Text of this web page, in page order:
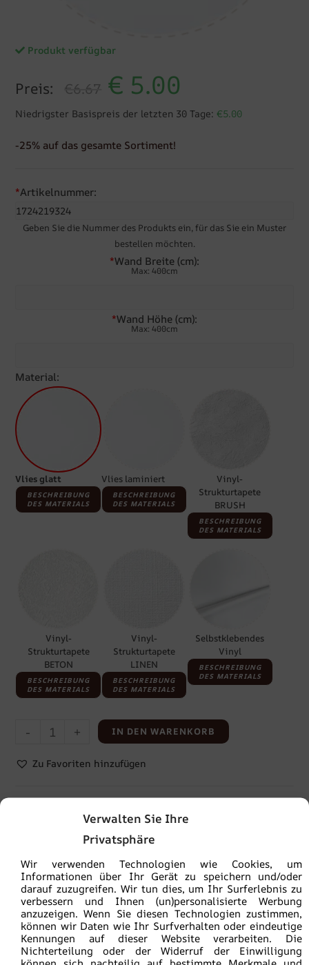
Verwalten Sie Ihre
Privatsphäre
Wir verwenden Technologien wie Cookies, um
Informationen über Ihr Gerät zu speichern und/oder
darauf zuzugreifen. Wir tun dies, um Ihr Surferlebnis zu
verbessern und Ihnen (un)personalisierte Werbung
anzuzeigen. Wenn Sie diesen Technologien zustimmen,
können wir Daten wie Ihr Surfverhalten oder eindeutige
Kennungen auf dieser Website verarbeiten. Die
Nichterteilung oder der Widerruf der Einwilligung
Produkt verfügbar
Preis: €6.67 € 5.00
Niedrigster Basispreis der letzten 30 Tage: €5.00
-25% auf das gesamte Sortiment!
*Artikelnummer:
Geben Sie die Nummer des Produkts ein, für das Sie ein Muster
bestellen möchten.
*Wand Breite (cm):
Max: 400cm
*Wand Höhe (cm):
Max: 400cm
Material:
Vlies glatt
BESCHREIBUNG
DES MATERIALS
Vlies laminiert
BESCHREIBUNG
DES MATERIALS
Vinyl-
Strukturtapete
BRUSH
BESCHREIBUNG
DES MATERIALS
Vinyl-
Strukturtapete
BETON
BESCHREIBUNG
DES MATERIALS
Vinyl-
Strukturtapete
LINEN
BESCHREIBUNG
DES MATERIALS
Selbstklebendes
Vinyl
BESCHREIBUNG
DES MATERIALS
- + IN DEN WARENKORB
Zu Favoriten hinzufügen
Die Versandkosten betragen
100€
versandkostenfrei
Lieferzeitvon 2 bis 4Werktagen
Die Mustergröße beträgt 30 x 50 cm. Das Muster enthält
die gesamte Grafik, sodass Sie die Farben beurteilen